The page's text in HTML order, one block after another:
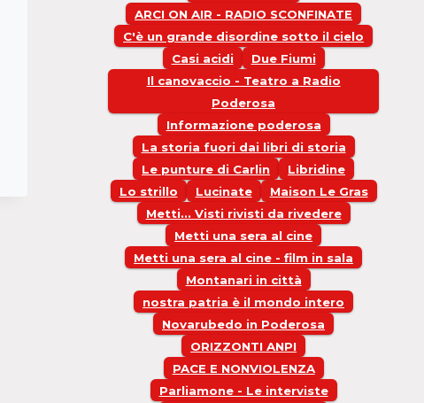
ARCI ON AIR - RADIO SCONFINATE
C'è un grande disordine sotto il cielo
Casi acidi
Due Fiumi
Il canovaccio - Teatro a Radio
Poderosa
Informazione poderosa
La storia fuori dai libri di storia
Le punture di Carlin
Libridine
Lo strillo
Lucinate
Maison Le Gras
Metti... Visti rivisti da rivedere
Metti una sera al cine
Metti una sera al cine - film in sala
Montanari in città
nostra patria è il mondo intero
Novarubedo in Poderosa
ORIZZONTI ANPI
PACE E NONVIOLENZA
Parliamone - Le interviste